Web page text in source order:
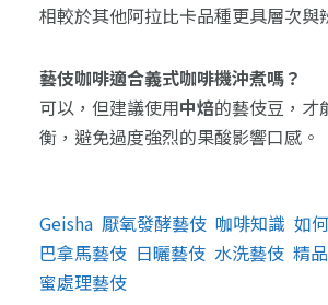
相較於其他阿拉比卡品種更具層次與
藝伎咖啡適合義式咖啡機沖煮嗎？
可以，但建議使用中焙的藝伎豆，才
衡，避免過度強烈的果酸影響口感。
Geisha 厭氧發酵藝伎 咖啡知識 如
巴拿馬藝伎 日曬藝伎 水洗藝伎 精
蜜處理藝伎